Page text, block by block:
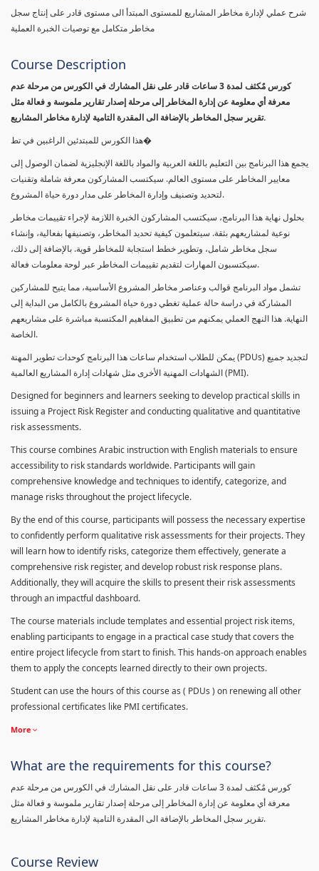
شرح عملي لإدارة مخاطر المشاريع للمستوى المبتدأ الى مستوى قادر على إنتاج سجل
مخاطر متكامل مع توصيات الخبرة العملية
Course Description
كورس مٌكثف لمدة 3 ساعات قادر على نقل المشارك في الكورس من مرحلة عدم
معرفة أي معلومة عن إدارة المخاطر إلى مرحلة إصدار تقارير ملموسة و فعالة مثل
تقرير سجل المخاطر بالإضافة الى المقدرة التامية لإدارة مخاطر المشاريع.
هذا الكورس للمبتدئين الراغبين في تط�
يجمع هذا البرنامج بين التعليم باللغة العربية والمواد باللغة الإنجليزية لضمان الوصول إلى
معايير المخاطر على مستوى العالم. سيكتسب المشاركون معرفة شاملة وتقنيات
لتحديد وتصنيف وإدارة المخاطر على مدار دورة حياة المشروع.
بحلول نهاية هذا البرنامج، سيكتسب المشاركون الخبرة اللازمة لإجراء تقييمات مخاطر
نوعية لمشاريعهم بثقة. سيتعلمون كيفية تحديد المخاطر، وتصنيفها بفعالية، وإنشاء
سجل مخاطر شامل، وتطوير خطط استجابة للمخاطر قوية. بالإضافة إلى ذلك،
سيكتسبون المهارات لتقديم تقييمات المخاطر عبر لوحة معلومات فعالة.
تشمل مواد البرنامج قوالب وعناصر مخاطر المشروع الأساسية، مما يتيح للمشاركين
المشاركة في دراسة حالة عملية تغطي دورة حياة المشروع بالكامل من البداية إلى
النهاية. هذا النهج العملي يمكنهم من تطبيق المفاهيم المكتسبة مباشرة على مشاريعهم
الخاصة.
يمكن للطلاب استخدام ساعات هذا البرنامج كوحدات تطوير المهنة (PDUs) لتجديد جميع
الشهادات المهنية الأخرى مثل شهادات إدارة المشاريع العالمية (PMI).
Designed for beginners and learners seeking to develop practical skills in
issuing a Project Risk Register and conducting qualitative and quantitative
risk assessments.
This course combines Arabic instruction with English materials to ensure
accessibility to risk standards worldwide. Participants will gain
comprehensive knowledge and techniques to identify, categorize, and
manage risks throughout the project lifecycle.
By the end of this course, participants will possess the necessary expertise
to confidently perform qualitative risk assessments for their projects. They
will learn how to identify risks, categorize them effectively, generate a
comprehensive risk register, and develop robust risk response plans.
Additionally, they will acquire the skills to present their risk assessments
through an impactful dashboard.
The course materials include templates and essential project risk items,
enabling participants to engage in a practical case study that covers the
entire project lifecycle from start to finish. This hands-on approach enables
them to apply the concepts learned directly to their own projects.
Student can use the hours of this course as ( PDUs ) on renewing all other
professional certificates like PMI certificates.
More
What are the requirements for this course?
كورس مٌكثف لمدة 3 ساعات قادر على نقل المشارك في الكورس من مرحلة عدم
معرفة أي معلومة عن إدارة المخاطر إلى مرحلة إصدار تقارير ملموسة و فعالة مثل
تقرير سجل المخاطر بالإضافة الى المقدرة التامية لإدارة مخاطر المشاريع.
Course Review